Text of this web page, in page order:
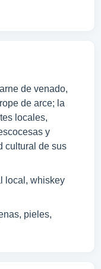
de venado,
de arce; la
locales,
y
cultural de sus
local, whiskey
pieles,